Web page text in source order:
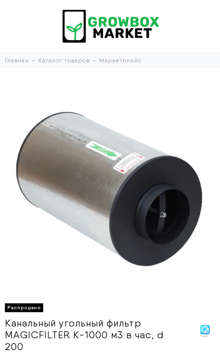
Главная Каталог товаров Маркетплэйс
Канальный угольный фильтр
MAGICFILTER К-1000 м3 в час, d
200